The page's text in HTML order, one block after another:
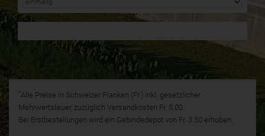
*Alle Preise in Schweizer Franken (Fr.) inkl. gesetzlicher
Mehrwertsteuer, zuzüglich Versandkosten Fr. 5.00.
Bei Erstbestellungen wird ein Gebindedepot von Fr. 3.50 erhoben.